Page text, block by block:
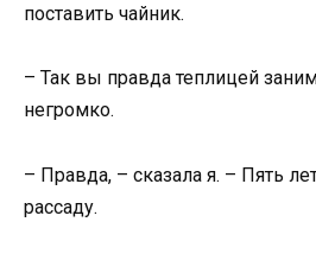
поставить чайник.
– Так вы правда теплицей
негромко.
– Правда, – сказала я. – Пять
рассаду.